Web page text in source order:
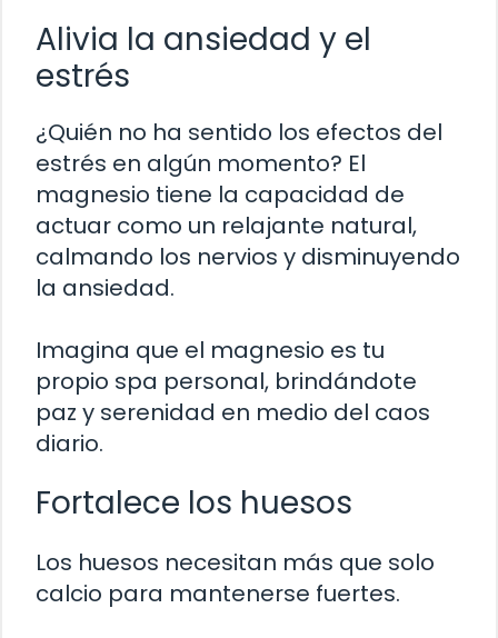
Alivia la ansiedad y el
estrés
¿Quién no ha sentido los efectos del
estrés en algún momento? El
magnesio tiene la capacidad de
actuar como un relajante natural,
calmando los nervios y disminuyendo
la ansiedad.
Imagina que el magnesio es tu
propio spa personal, brindándote
paz y serenidad en medio del caos
diario.
Fortalece los huesos
Los huesos necesitan más que solo
calcio para mantenerse fuertes.